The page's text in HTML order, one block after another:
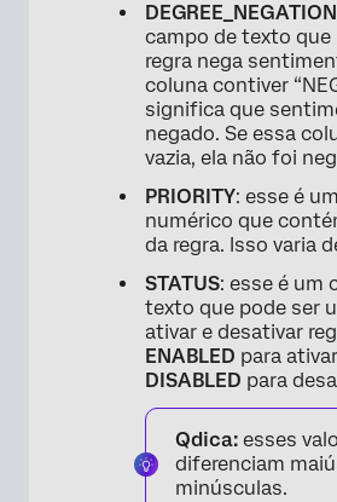
DEGREE_NEGATION
campo de texto que
regra nega
coluna contiver
significa que
negado. Se essa
vazia, ela não foi
PRIORITY: esse é
numérico que
da regra. Isso varia
STATUS: esse é um
texto que pode ser
ativar e desativar
ENABLED para
DISABLED para
Qdica: esses
diferenciam
minúsculas.